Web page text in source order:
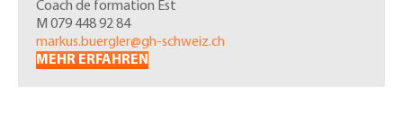
Coach de formation Est
M 079 448 92 84
markus.buergler@gh-schweiz.ch
MEHR ERFAHREN